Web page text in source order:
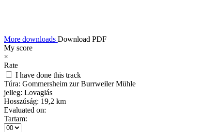
More downloads Download PDF
My score
×
Rate
I have done this track
Túra: Gommersheim zur Burrweiler Mühle
jelleg: Lovaglás
Hosszúság: 19,2 km
Evaluated on:
Tartam: